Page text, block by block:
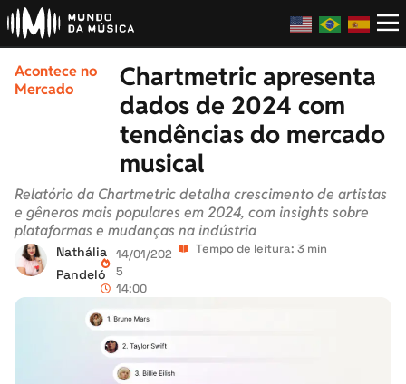
Acontece no
Mercado
Chartmetric apresenta
dados de 2024 com
tendências do mercado
musical
Relatório da Chartmetric detalha crescimento de artistas
e gêneros mais populares em 2024, com insights sobre
plataformas e mudanças na indústria
Nathália
Pandeló
14/01/202
5
14:00
Tempo de leitura: 3 min